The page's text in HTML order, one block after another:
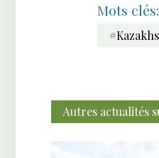
Mots clés:
Autres actualités